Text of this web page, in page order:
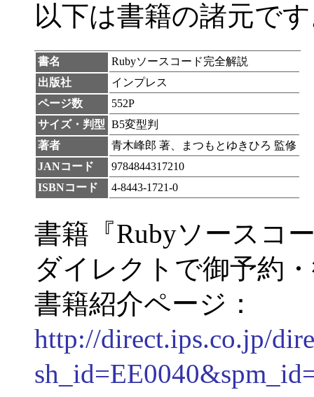
以下は書籍の諸元で
書名
Rubyソースコード完全解説
出版社
インプレス
ページ数
552P
サイズ・判型 B5変型判
著者
青木峰郎 著、まつもとゆきひろ 監修
JANコード
9784844317210
ISBNコード
4-8443-1721-0
書籍『Rubyソースコ
ダイレクトで御予約
書籍紹介ページ：
http://direct.ips.co.jp/